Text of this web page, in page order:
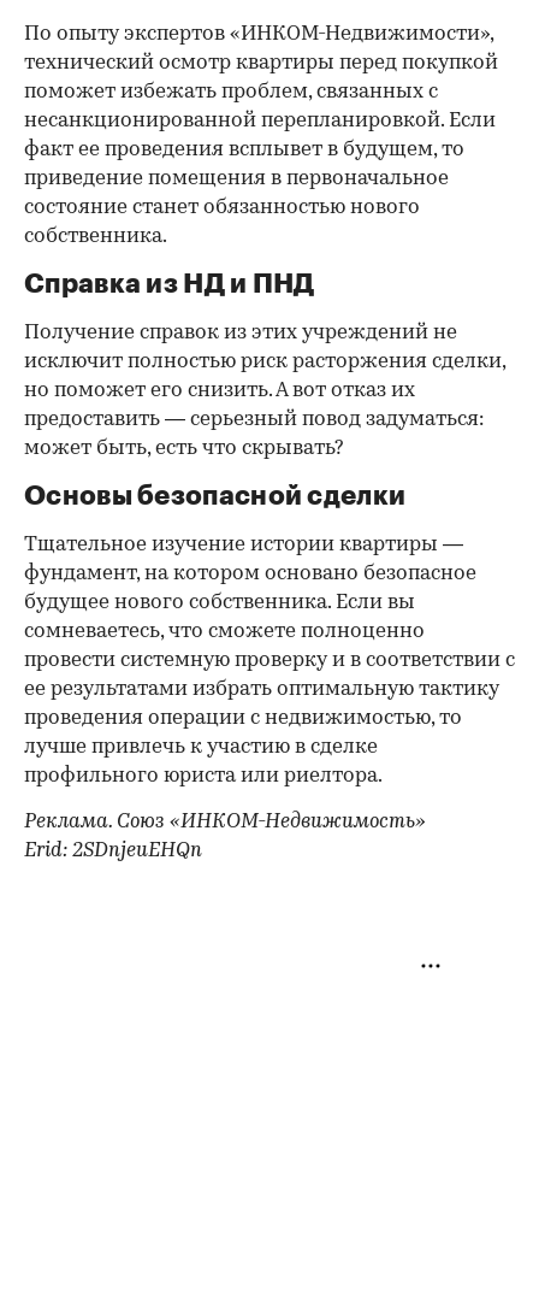
По опыту экспертов «ИНКОМ-Недвижимости»,
технический осмотр квартиры перед покупкой
поможет избежать проблем, связанных с
несанкционированной перепланировкой. Если
факт ее проведения всплывет в будущем, то
приведение помещения в первоначальное
состояние станет обязанностью нового
собственника.
Справка из НД и ПНД
Получение справок из этих учреждений не
исключит полностью риск расторжения сделки,
но поможет его снизить. А вот отказ их
предоставить — серьезный повод задуматься:
может быть, есть что скрывать?
Основы безопасной сделки
Тщательное изучение истории квартиры —
фундамент, на котором основано безопасное
будущее нового собственника. Если вы
сомневаетесь, что сможете полноценно
провести системную проверку и в соответствии с
ее результатами избрать оптимальную тактику
проведения операции с недвижимостью, то
лучше привлечь к участию в сделке
профильного юриста или риелтора.
Реклама. Союз «ИНКОМ-Недвижимость»
Erid: 2SDnjeuEHQn